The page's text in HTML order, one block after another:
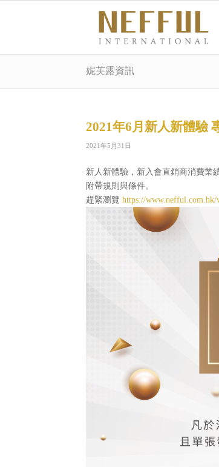
妮芙露資訊
2021年6月新人新體驗
2021年5月31日
新人新體驗，新入會直銷商消費業
附帶規則與條件。
趕緊瀏覽 https://www.nefful.com.hk/